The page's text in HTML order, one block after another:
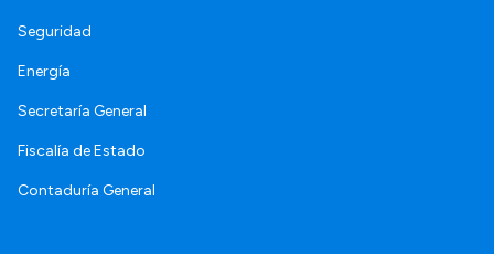
Seguridad
Energía
Secretaría General
Fiscalía de Estado
Contaduría General